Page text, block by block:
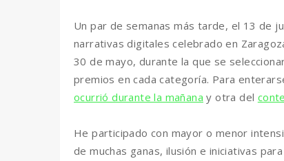
Un par de semanas más tarde, el 13 de
narrativas digitales celebrado en
30 de mayo, durante la que se
premios en cada categoría. Para
ocurrió durante la mañana y otra del
He participado con mayor o menor
de muchas ganas, ilusión e iniciativas